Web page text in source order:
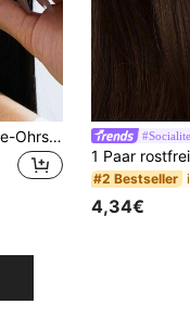
1 Paar vielseitige Vintage-Ohrstecker im französischen Stil, handgefertigt, strukturiert, crinkled, dip-dyed, weiß, mit halbem Blatt, minimalistisch (ohne Geschenkbox)
#2 Bestseller
4,34€